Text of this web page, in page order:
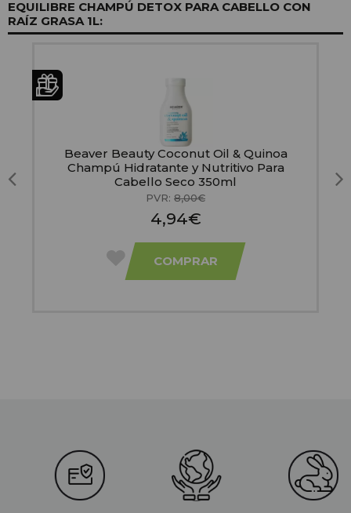
EQUILIBRE CHAMPÚ DETOX PARA CABELLO CON
RAÍZ GRASA 1L:
Beaver Beauty Coconut Oil & Quinoa
Champú Hidratante y Nutritivo Para
Cabello Seco 350ml
PVR: 8,00€
4,94€
COMPRAR